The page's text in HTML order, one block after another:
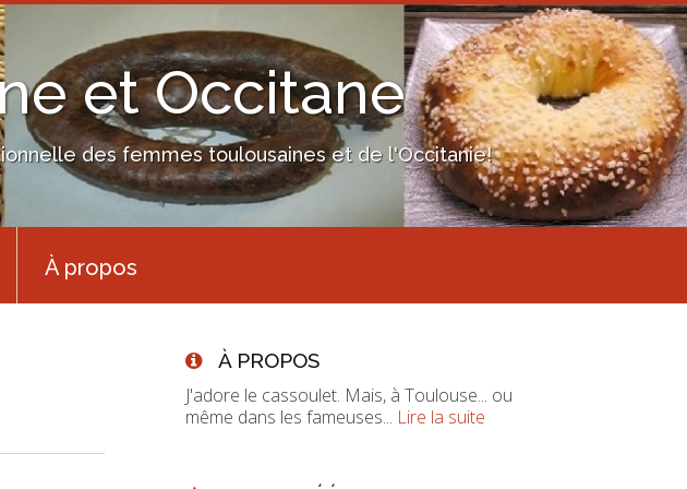
et Occitane
des femmes toulousaines et de l'Occitanie!
À propos
À PROPOS
J'adore le cassoulet. Mais, à Toulouse... ou
même dans les fameuses... Lire la suite